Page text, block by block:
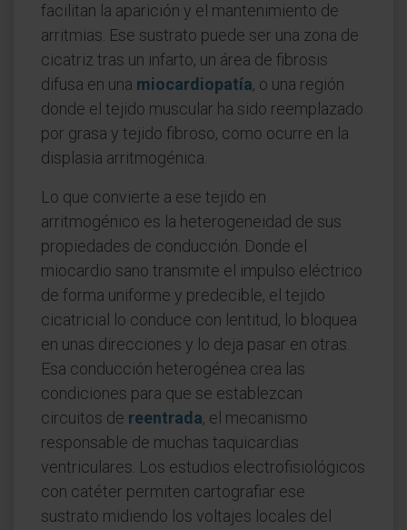
facilitan la aparición y el mantenimiento de
arritmias. Ese sustrato puede ser una zona de
cicatriz tras un infarto, un área de fibrosis
difusa en una miocardiopatía, o una región
donde el tejido muscular ha sido reemplazado
por grasa y tejido fibroso, como ocurre en la
displasia arritmogénica.
Lo que convierte a ese tejido en
arritmogénico es la heterogeneidad de sus
propiedades de conducción. Donde el
miocardio sano transmite el impulso eléctrico
de forma uniforme y predecible, el tejido
cicatricial lo conduce con lentitud, lo bloquea
en unas direcciones y lo deja pasar en otras.
Esa conducción heterogénea crea las
condiciones para que se establezcan
circuitos de reentrada, el mecanismo
responsable de muchas taquicardias
ventriculares. Los estudios electrofisiológicos
con catéter permiten cartografiar ese
sustrato midiendo los voltajes locales del